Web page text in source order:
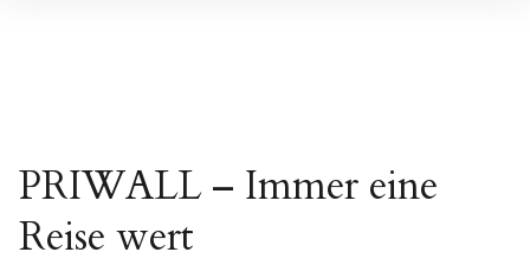
PRIWALL – Immer eine
Reise wert